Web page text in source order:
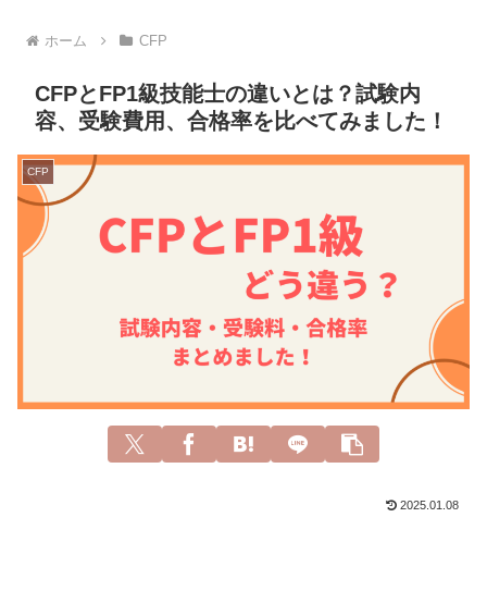
ホーム CFP
CFPとFP1級技能士の違いとは？試験内
容、受験費用、合格率を比べてみました！
CFP
2025.01.08